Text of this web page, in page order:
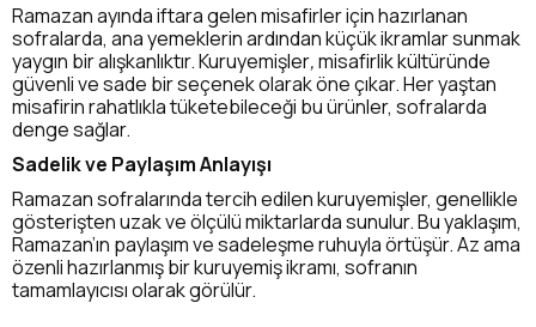
Ramazan ayında iftara gelen misafirler için hazırlanan
sofralarda, ana yemeklerin ardından küçük ikramlar sunmak
yaygın bir alışkanlıktır. Kuruyemişler,misafirlik kültüründe
güvenli ve sade bir seçenek olarak öne çıkar. Her yaştan
misafirin rahatlıkla tüketebileceği bu ürünler, sofralarda
denge sağlar.
Sadelik ve Paylaşım Anlayışı
Ramazan sofralarında tercih edilen kuruyemişler, genellikle
gösterişten uzak ve ölçülü miktarlarda sunulur. Bu yaklaşım,
Ramazan’ın paylaşım ve sadeleşme ruhuyla örtüşür. Az ama
özenli hazırlanmış bir kuruyemiş ikramı, sofranın
tamamlayıcısı olarak görülür.